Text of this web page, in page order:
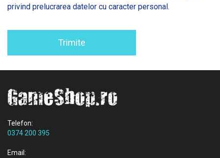
privind prelucrarea datelor cu caracter personal.
Trimite
Telefon:
0374 200 395
Email: